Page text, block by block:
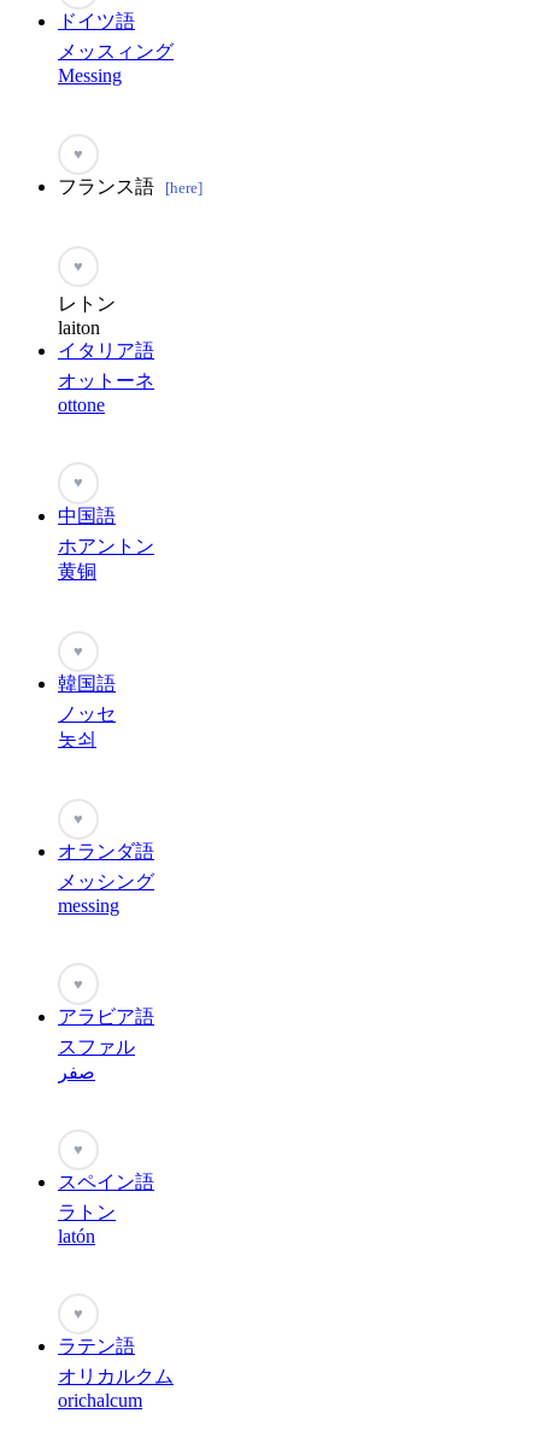
ドイツ語
メッスィング
Messing
♥
フランス語 [here]
♥
レトン
laiton
イタリア語
オットーネ
ottone
♥
中国語
ホアントン
黄铜
♥
韓国語
ノッセ
놋쇠
♥
オランダ語
メッシング
messing
♥
アラビア語
スファル
صفر
♥
スペイン語
ラトン
latón
♥
ラテン語
オリカルクム
orichalcum